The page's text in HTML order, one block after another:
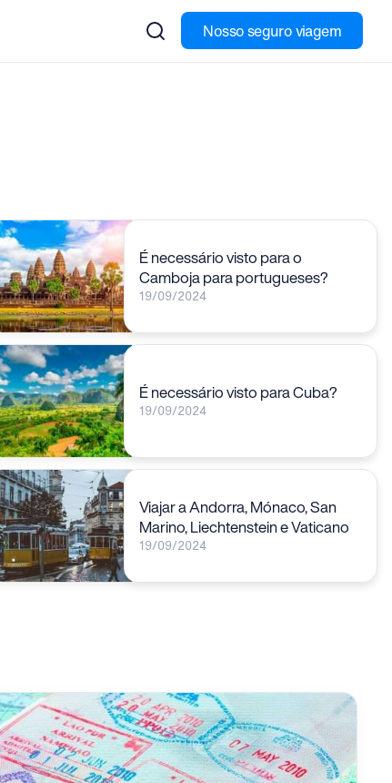
Nosso seguro viagem
É necessário visto para o
Camboja para portugueses?
19/09/2024
É necessário visto para Cuba?
19/09/2024
Viajar a Andorra, Mónaco, San
Marino, Liechtenstein e Vaticano
19/09/2024